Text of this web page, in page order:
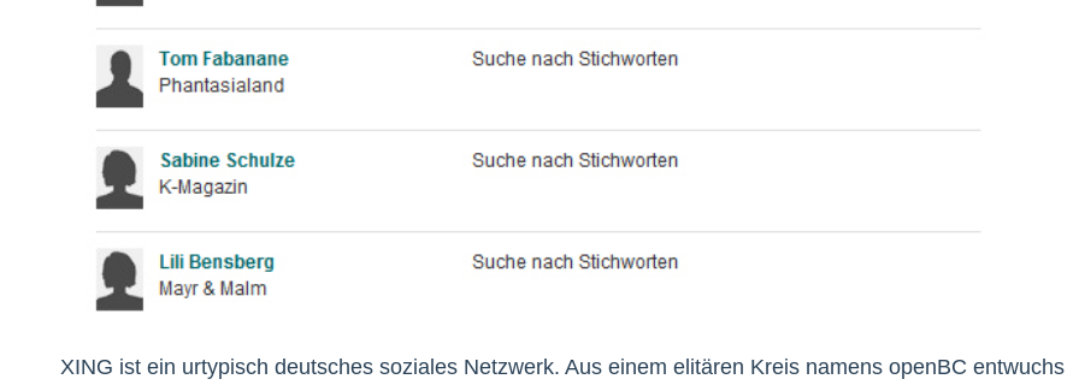
XING ist ein urtypisch deutsches soziales Netzwerk. Aus einem elitären Kreis namens openBC entwuchs